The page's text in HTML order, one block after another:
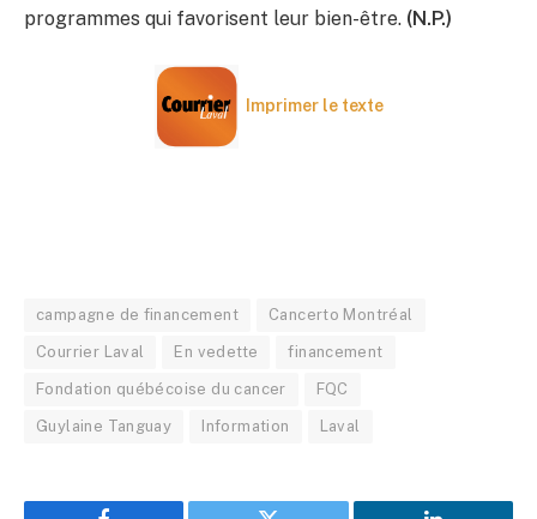
programmes qui favorisent leur bien-être. (N.P.)
Imprimer le texte
campagne de financement Cancerto Montréal
Courrier Laval En vedette financement
Fondation québécoise du cancer FQC
Guylaine Tanguay Information Laval